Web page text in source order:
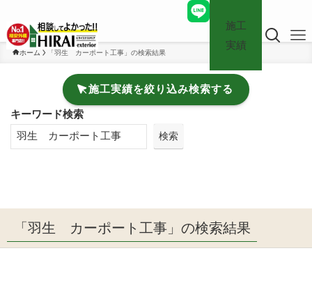
施工
実績
ホーム 「羽生 カーポート工事」の検索結果
施工実績を絞り込み検索する
キーワード検索
検索
「羽生 カーポート工事」の検索結果